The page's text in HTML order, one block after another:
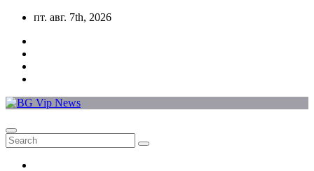
Skip
content
пт. авг. 7th, 2026